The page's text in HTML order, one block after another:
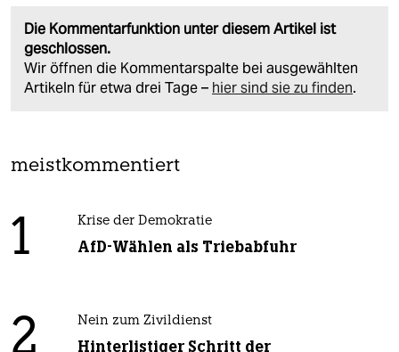
Die Kommentarfunktion unter diesem Artikel ist
geschlossen.
Wir öffnen die Kommentarspalte bei ausgewählten
Artikeln für etwa drei Tage – hier sind sie zu finden.
meistkommentiert
1 Krise der Demokratie
AfD-Wählen als Triebabfuhr
2 Nein zum Zivildienst
Hinterlistiger Schritt der